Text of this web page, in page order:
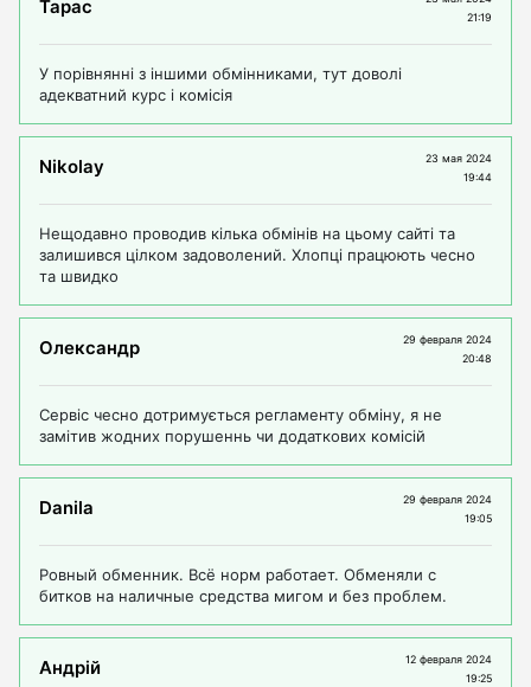
Тарас
21:19
У порівнянні з іншими обмінниками, тут доволі
адекватний курс і комісія
Nikolay
23 мая 2024
19:44
Нещодавно проводив кілька обмінів на цьому сайті та
залишився цілком задоволений. Хлопці працюють чесно
та швидко
Олександр
29 февраля 2024
20:48
Сервіс чесно дотримується регламенту обміну, я не
замітив жодних порушеннь чи додаткових комісій
Danila
29 февраля 2024
19:05
Ровный обменник. Всё норм работает. Обменяли с
битков на наличные средства мигом и без проблем.
Андрій
12 февраля 2024
19:25